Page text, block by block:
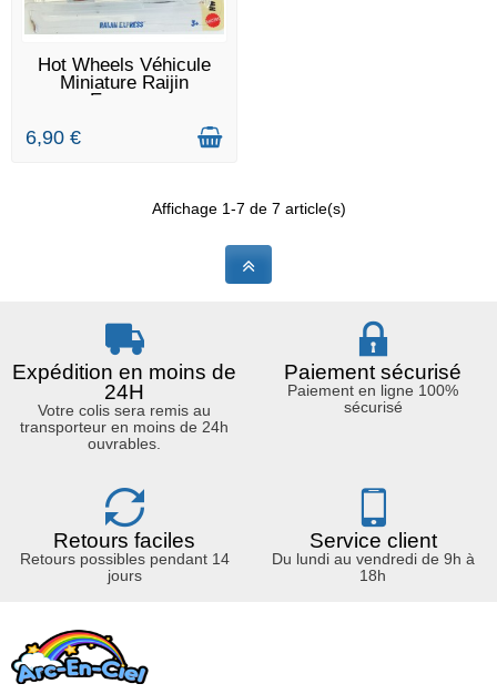
DERNIERS ARTICLES EN
STOCK
Hot Wheels Véhicule
Miniature Raijin
Express
6,90 €
Affichage 1-7 de 7 article(s)
Expédition en moins de
24H
Votre colis sera remis au
transporteur en moins de 24h
ouvrables.
Paiement sécurisé
Paiement en ligne 100%
sécurisé
Retours faciles
Retours possibles pendant 14
jours
Service client
Du lundi au vendredi de 9h à
18h